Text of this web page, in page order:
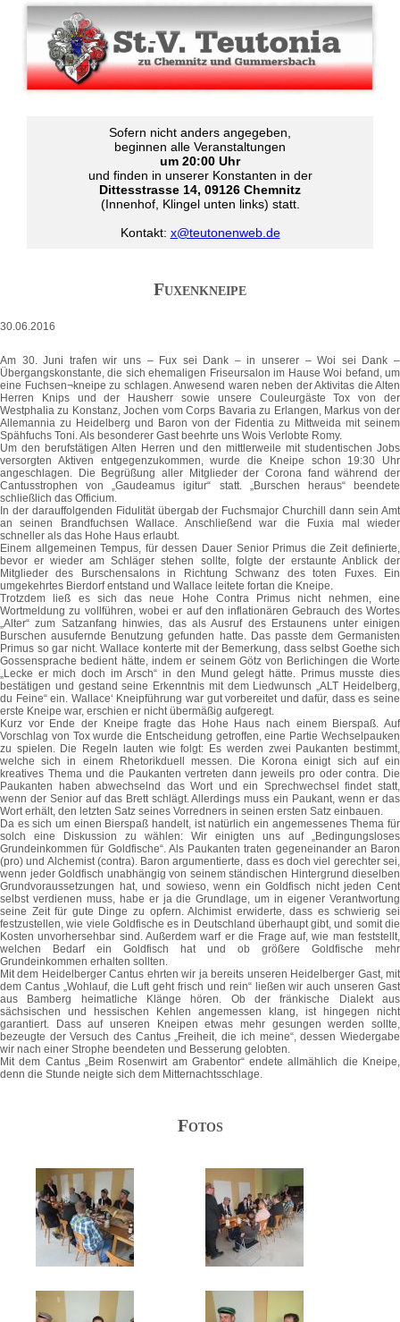
Sofern nicht anders angegeben,
beginnen alle Veranstaltungen
um 20:00 Uhr
und finden in unserer Konstanten in der
Dittesstrasse 14, 09126 Chemnitz
(Innenhof, Klingel unten links) statt.
Kontakt: x@teutonenweb.de
Fuxenkneipe
30.06.2016
Am 30. Juni trafen wir uns – Fux sei Dank – in unserer – Woi sei Dank –
Übergangskonstante, die sich ehemaligen Friseursalon im Hause Woi befand, um
eine Fuchsen¬kneipe zu schlagen. Anwesend waren neben der Aktivitas die Alten
Herren Knips und der Hausherr sowie unsere Couleurgäste Tox von der
Westphalia zu Konstanz, Jochen vom Corps Bavaria zu Erlangen, Markus von der
Allemannia zu Heidelberg und Baron von der Fidentia zu Mittweida mit seinem
Spähfuchs Toni. Als besonderer Gast beehrte uns Wois Verlobte Romy.
Um den berufstätigen Alten Herren und den mittlerweile mit studentischen Jobs
versorgten Aktiven entgegenzukommen, wurde die Kneipe schon 19:30 Uhr
angeschlagen. Die Begrüßung aller Mitglieder der Corona fand während der
Cantusstrophen von „Gaudeamus igitur“ statt. „Burschen heraus“ beendete
schließlich das Officium.
In der darauffolgenden Fidulität übergab der Fuchsmajor Churchill dann sein Amt
an seinen Brandfuchsen Wallace. Anschließend war die Fuxia mal wieder
schneller als das Hohe Haus erlaubt.
Einem allgemeinen Tempus, für dessen Dauer Senior Primus die Zeit definierte,
bevor er wieder am Schläger stehen sollte, folgte der erstaunte Anblick der
Mitglieder des Burschensalons in Richtung Schwanz des toten Fuxes. Ein
umgekehrtes Bierdorf entstand und Wallace leitete fortan die Kneipe.
Trotzdem ließ es sich das neue Hohe Contra Primus nicht nehmen, eine
Wortmeldung zu vollführen, wobei er auf den inflationären Gebrauch des Wortes
„Alter“ zum Satzanfang hinwies, das als Ausruf des Erstaunens unter einigen
Burschen ausufernde Benutzung gefunden hatte. Das passte dem Germanisten
Primus so gar nicht. Wallace konterte mit der Bemerkung, dass selbst Goethe sich
Gossensprache bedient hätte, indem er seinem Götz von Berlichingen die Worte
„Lecke er mich doch im Arsch“ in den Mund gelegt hätte. Primus musste dies
bestätigen und gestand seine Erkenntnis mit dem Liedwunsch „ALT Heidelberg,
du Feine“ ein. Wallace‘ Kneipführung war gut vorbereitet und dafür, dass es seine
erste Kneipe war, erschien er nicht übermäßig aufgeregt.
Kurz vor Ende der Kneipe fragte das Hohe Haus nach einem Bierspaß. Auf
Vorschlag von Tox wurde die Entscheidung getroffen, eine Partie Wechselpauken
zu spielen. Die Regeln lauten wie folgt: Es werden zwei Paukanten bestimmt,
welche sich in einem Rhetorikduell messen. Die Korona einigt sich auf ein
kreatives Thema und die Paukanten vertreten dann jeweils pro oder contra. Die
Paukanten haben abwechselnd das Wort und ein Sprechwechsel findet statt,
wenn der Senior auf das Brett schlägt. Allerdings muss ein Paukant, wenn er das
Wort erhält, den letzten Satz seines Vorredners in seinen ersten Satz einbauen.
Da es sich um einen Bierspaß handelt, ist natürlich ein angemessenes Thema für
solch eine Diskussion zu wählen: Wir einigten uns auf „Bedingungsloses
Grundeinkommen für Goldfische“. Als Paukanten traten gegeneinander an Baron
(pro) und Alchemist (contra). Baron argumentierte, dass es doch viel gerechter sei,
wenn jeder Goldfisch unabhängig von seinem ständischen Hintergrund dieselben
Grundvoraussetzungen hat, und sowieso, wenn ein Goldfisch nicht jeden Cent
selbst verdienen muss, habe er ja die Grundlage, um in eigener Verantwortung
seine Zeit für gute Dinge zu opfern. Alchimist erwiderte, dass es schwierig sei
festzustellen, wie viele Goldfische es in Deutschland überhaupt gibt, und somit die
Kosten unvorhersehbar sind. Außerdem warf er die Frage auf, wie man feststellt,
welchen Bedarf ein Goldfisch hat und ob größere Goldfische mehr
Grundeinkommen erhalten sollten.
Mit dem Heidelberger Cantus ehrten wir ja bereits unseren Heidelberger Gast, mit
dem Cantus „Wohlauf, die Luft geht frisch und rein“ ließen wir auch unseren Gast
aus Bamberg heimatliche Klänge hören. Ob der fränkische Dialekt aus
sächsischen und hessischen Kehlen angemessen klang, ist hingegen nicht
garantiert. Dass auf unseren Kneipen etwas mehr gesungen werden sollte,
bezeugte der Versuch des Cantus „Freiheit, die ich meine“, dessen Wiedergabe
wir nach einer Strophe beendeten und Besserung gelobten.
Mit dem Cantus „Beim Rosenwirt am Grabentor“ endete allmählich die Kneipe,
denn die Stunde neigte sich dem Mitternachtsschlage.
Fotos